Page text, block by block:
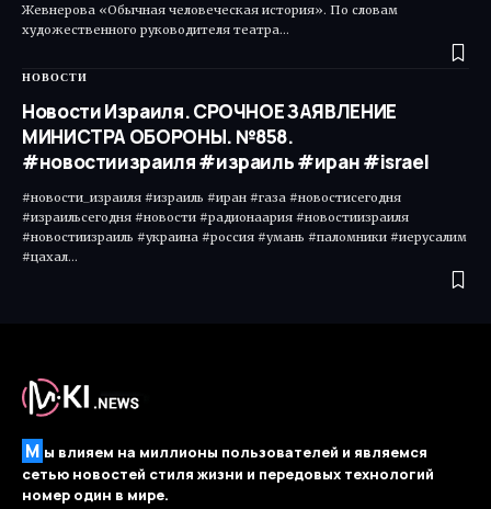
Жевнерова «Обычная человеческая история». По словам
художественного руководителя театра…
НОВОСТИ
Новости Израиля. СРОЧНОЕ ЗАЯВЛЕНИЕ
МИНИСТРА ОБОРОНЫ. №858.
#новостиизраиля #израиль #иран #israel
#новости_израиля #израиль #иран #газа #новостисегодня
#израильсегодня #новости #радионаария #новостиизраиля
#новостиизраиль #украина #россия #умань #паломники #иерусалим
#цахал…
М ы влияем на миллионы пользователей и являемся
сетью новостей стиля жизни и передовых технологий
номер один в мире.